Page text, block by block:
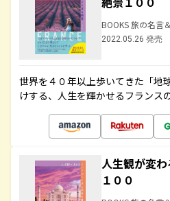
BOOKS 旅の名言
2022.05.26 発売
世界を４０年以上歩いてきた「地
けする、人生を輝かせるフランス
人生観が変
１００